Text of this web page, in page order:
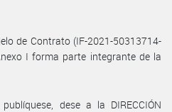
de Contrato (IF-2021-50313714-
I forma parte integrante de la
publíquese, dese a la DIRECCIÓN